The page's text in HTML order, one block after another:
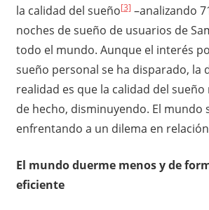
la calidad del sueño[3] –analizando
noches de sueño de usuarios de
todo el mundo. Aunque el interés
sueño personal se ha disparado, la
realidad es que la calidad del
de hecho, disminuyendo. El mundo
enfrentando a un dilema en
El mundo duerme menos y de
eficiente